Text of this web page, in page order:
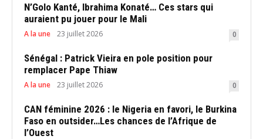
N’Golo Kanté, Ibrahima Konaté… Ces stars qui
auraient pu jouer pour le Mali
A la une 23 juillet 2026 0
Sénégal : Patrick Vieira en pole position pour
remplacer Pape Thiaw
A la une 23 juillet 2026 0
CAN féminine 2026 : le Nigeria en favori, le Burkina
Faso en outsider…Les chances de l’Afrique de
l’Ouest